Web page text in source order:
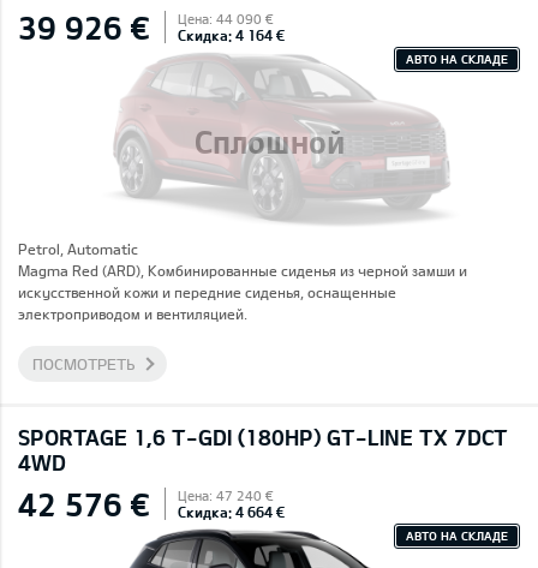
Сплошной
39 926 € Цена: 44 090 €
Скидка: 4 164 €
АВТО НА СКЛАДЕ
Petrol, Automatic
Magma Red (ARD), Комбинированные сиденья из черной замши и
искусственной кожи и передние сиденья, оснащенные
электроприводом и вентиляцией.
ПОСМОТРЕТЬ
SPORTAGE 1,6 T-GDI (180HP) GT-LINE TX 7DCT
4WD
42 576 € Цена: 47 240 €
Скидка: 4 664 €
АВТО НА СКЛАДЕ